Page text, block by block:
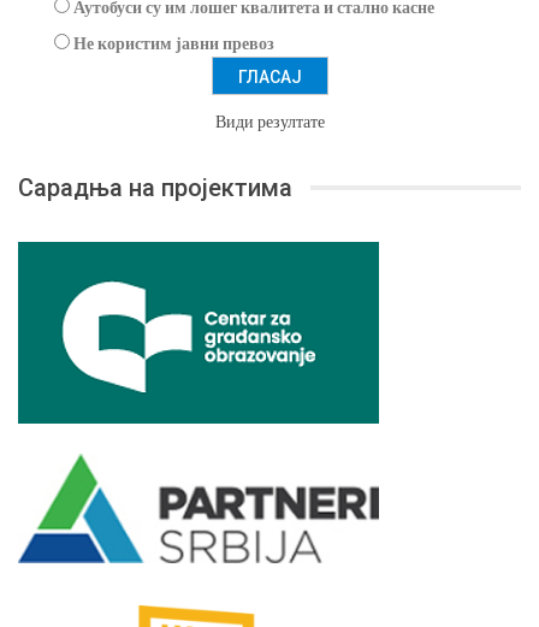
Аутобуси су им лошег квалитета и стално касне
Не користим јавни превоз
Види резултате
Сарадња на пројектима